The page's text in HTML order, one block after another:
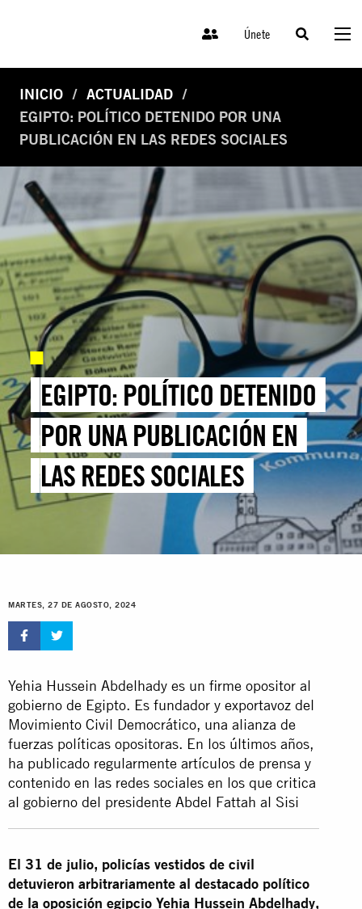
Únete
INICIO
ACTUALIDAD
EGIPTO: POLÍTICO DETENIDO POR UNA
PUBLICACIÓN EN LAS REDES SOCIALES
EGIPTO: POLÍTICO DETENIDO
POR UNA PUBLICACIÓN EN
LAS REDES SOCIALES
MARTES, 27 DE AGOSTO, 2024
Yehia Hussein Abdelhady es un firme opositor al
gobierno de Egipto. Es fundador y exportavoz del
Movimiento Civil Democrático, una alianza de
fuerzas políticas opositoras. En los últimos años,
ha publicado regularmente artículos de prensa y
contenido en las redes sociales en los que critica
al gobierno del presidente Abdel Fattah al Sisi
El 31 de julio, policías vestidos de civil
detuvieron arbitrariamente al destacado político
de la oposición egipcio Yehia Hussein Abdelhady,